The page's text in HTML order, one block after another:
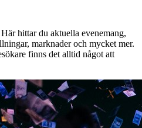
hittar du aktuella evenemang,
marknader och mycket mer.
finns det alltid något att